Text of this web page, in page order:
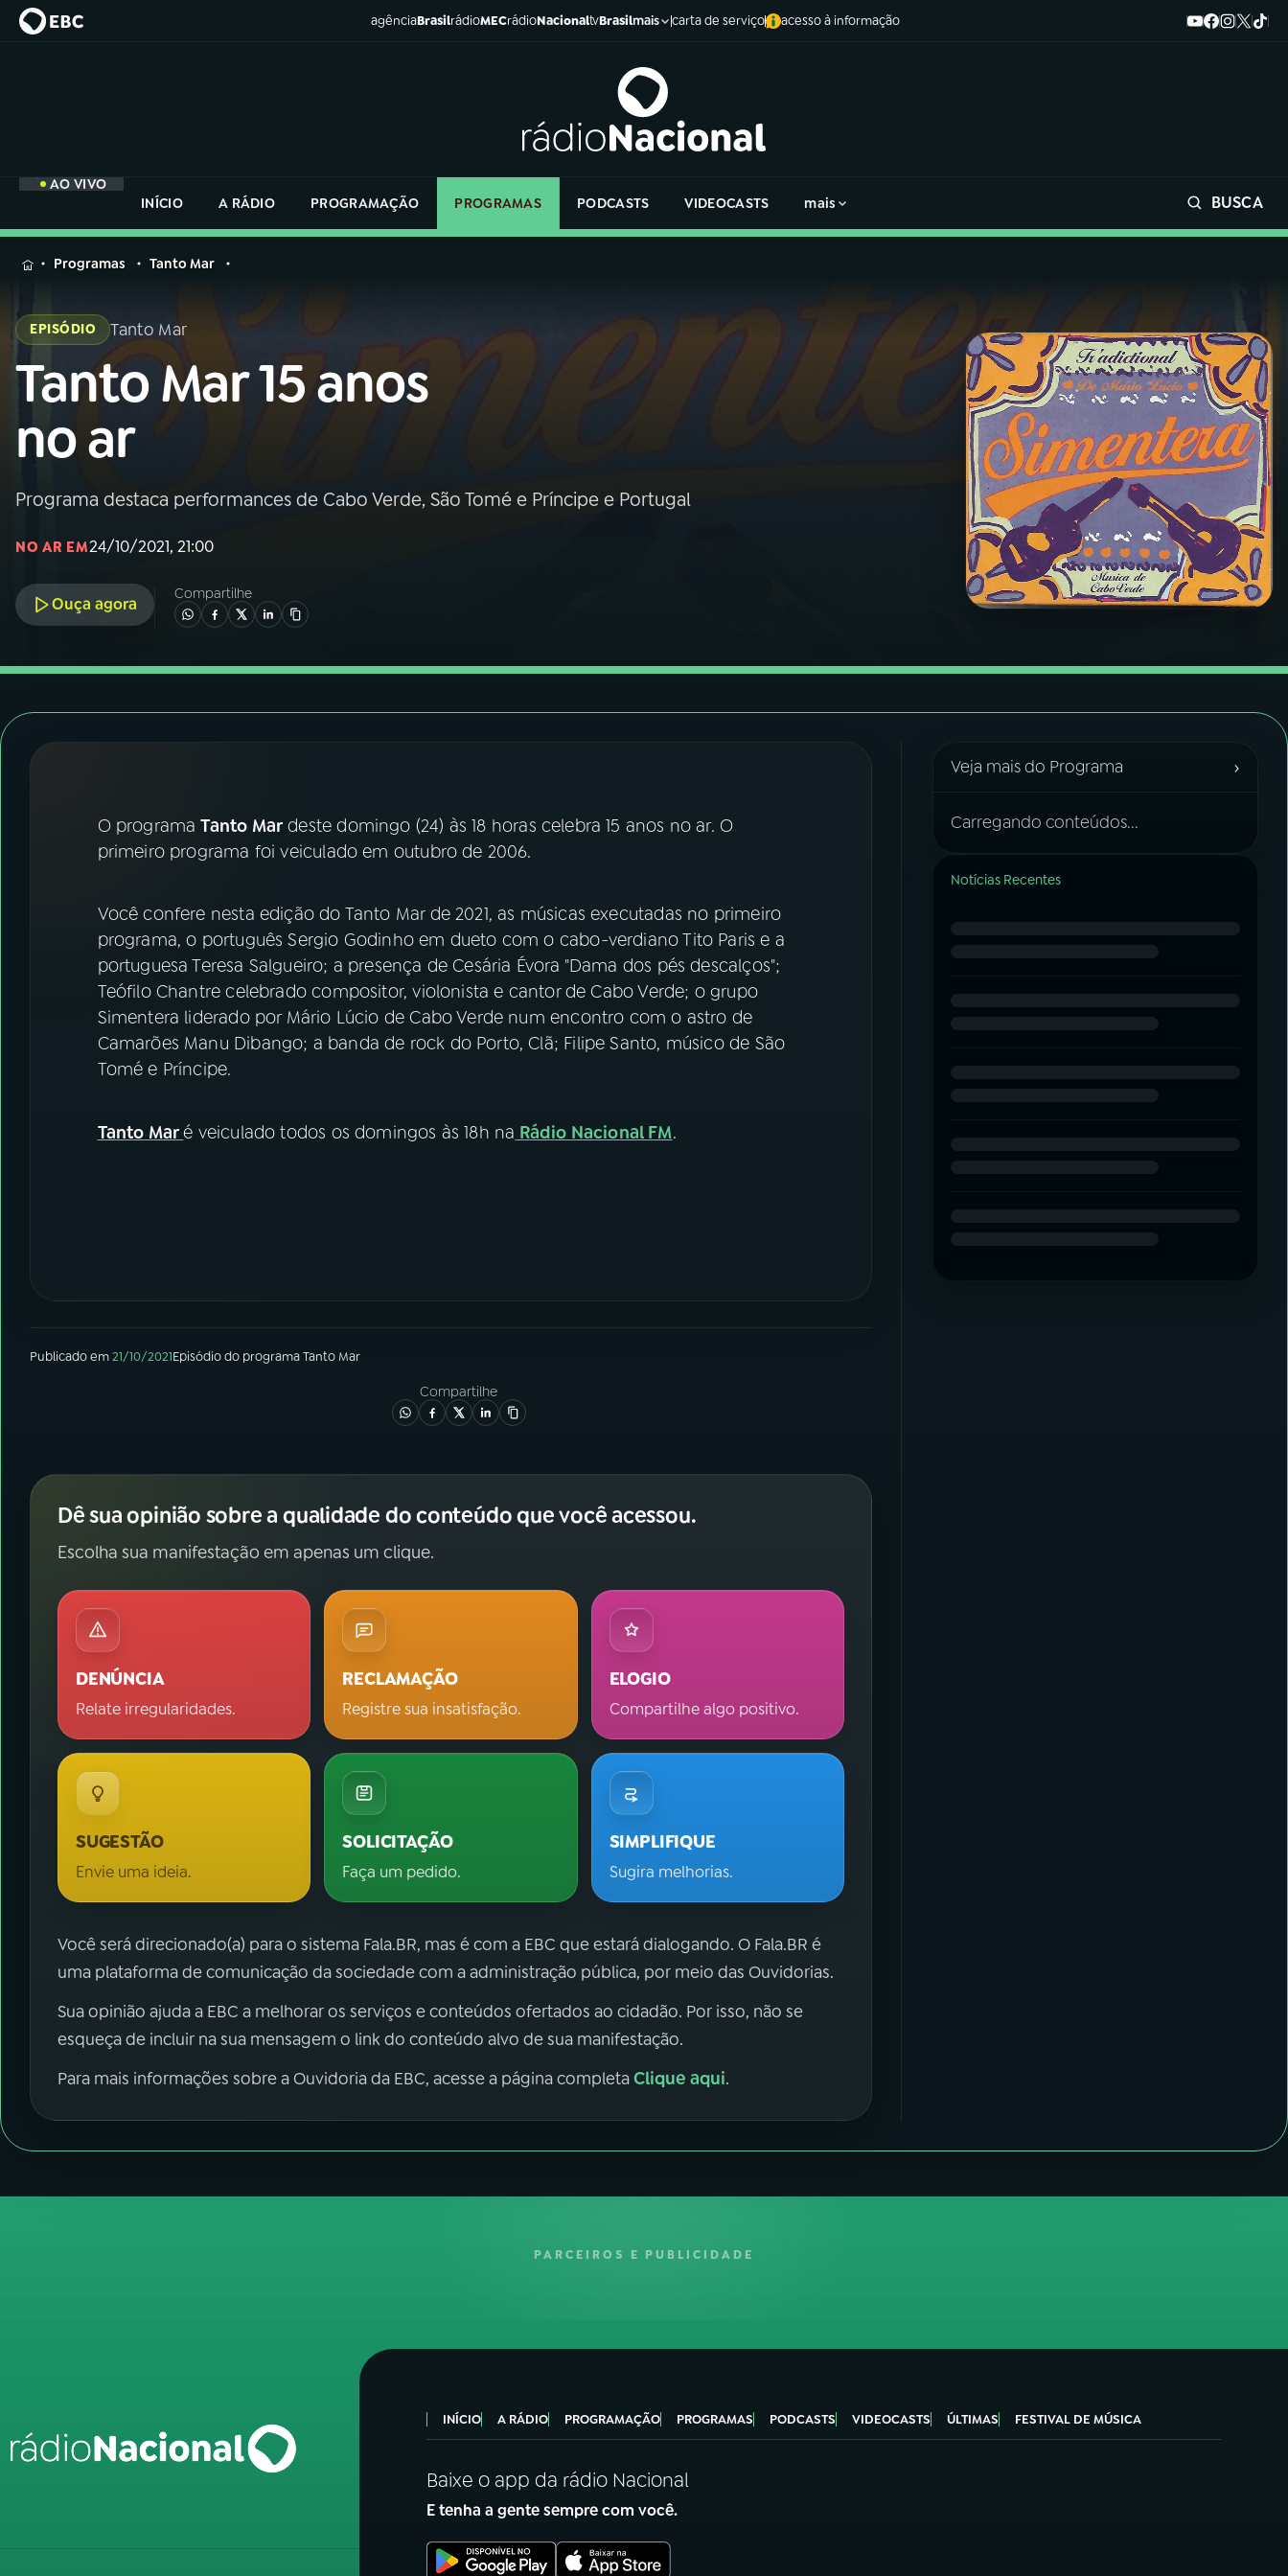
agênciaBrasilrádioMECrádioNacionaltvBrasilmais carta de serviço acesso à informação
AO VIVO
INÍCIO
A RÁDIO PROGRAMAÇÃO PROGRAMAS PODCASTS VIDEOCASTS mais BUSCA
MENU
Buscar
na
Rádio
Nacional
02A RÁDIO
03PROGRAMAÇÃO
04PROGRAMAS
ÚLTIMAS
FESTIVAL DE MÚSICA
ACOMPANHE A RÁDIO NACIONAL
YouTube Facebook
Instagram
na
Rádio
Programas Tanto Mar
EPISÓDIO Tanto Mar
Tanto Mar 15 anos
no ar
Programa destaca performances de Cabo Verde, São Tomé e Príncipe e Portugal
NO AR EM24/10/2021, 21:00
Ouça agora
Compartilhe
O programaTanto Mardeste domingo (24) às 18 horas celebra 15 anos no ar. O
primeiro programa foi veiculado em outubro de 2006.
Você confere nesta edição do Tanto Mar de 2021, as músicas executadas no primeiro
programa, o português Sergio Godinho em dueto com o cabo-verdiano Tito Paris e a
portuguesa Teresa Salgueiro; a presença de Cesária Évora "Dama dos pés descalços";
Teófilo Chantre celebrado compositor, violonista e cantor de Cabo Verde; o grupo
Simentera liderado por Mário Lúcio de Cabo Verde num encontro com o astro de
Camarões Manu Dibango; a banda de rock do Porto, Clã; Filipe Santo, músico de São
Tomé e Príncipe.
Tanto Maré veiculado todos os domingos às 18h na Rádio Nacional FM.
Publicado em21/10/2021Episódiodo programaTanto Mar
Compartilhe
Dê sua opinião sobre a qualidade do conteúdo que você acessou.
Escolha sua manifestação em apenas um clique.
DENÚNCIA
Relate irregularidades.
RECLAMAÇÃO
Registre sua insatisfação.
ELOGIO
Compartilhe algo positivo.
SUGESTÃO
Envie uma ideia.
SOLICITAÇÃO
Faça um pedido.
SIMPLIFIQUE
Sugira melhorias.
Você será direcionado(a) para o sistema Fala.BR, mas é com a EBC que estará dialogando. O Fala.BR é
uma plataforma de comunicação da sociedade com a administração pública, por meio das Ouvidorias.
Sua opinião ajuda a EBC a melhorar os serviços e conteúdos ofertados ao cidadão. Por isso, não se
esqueça de incluir na sua mensagem o link do conteúdo alvo de sua manifestação.
Para mais informações sobre a Ouvidoria da EBC, acesse a página completaClique aqui.
Veja mais do Programa ›
Carregando conteúdos...
Notícias Recentes
PARCEIROS E PUBLICIDADE
INÍCIO A RÁDIO PROGRAMAÇÃO PROGRAMAS PODCASTS VIDEOCASTS ÚLTIMAS FESTIVAL DE MÚSICA
Baixe o app da rádio Nacional
E tenha a gente sempre com você.